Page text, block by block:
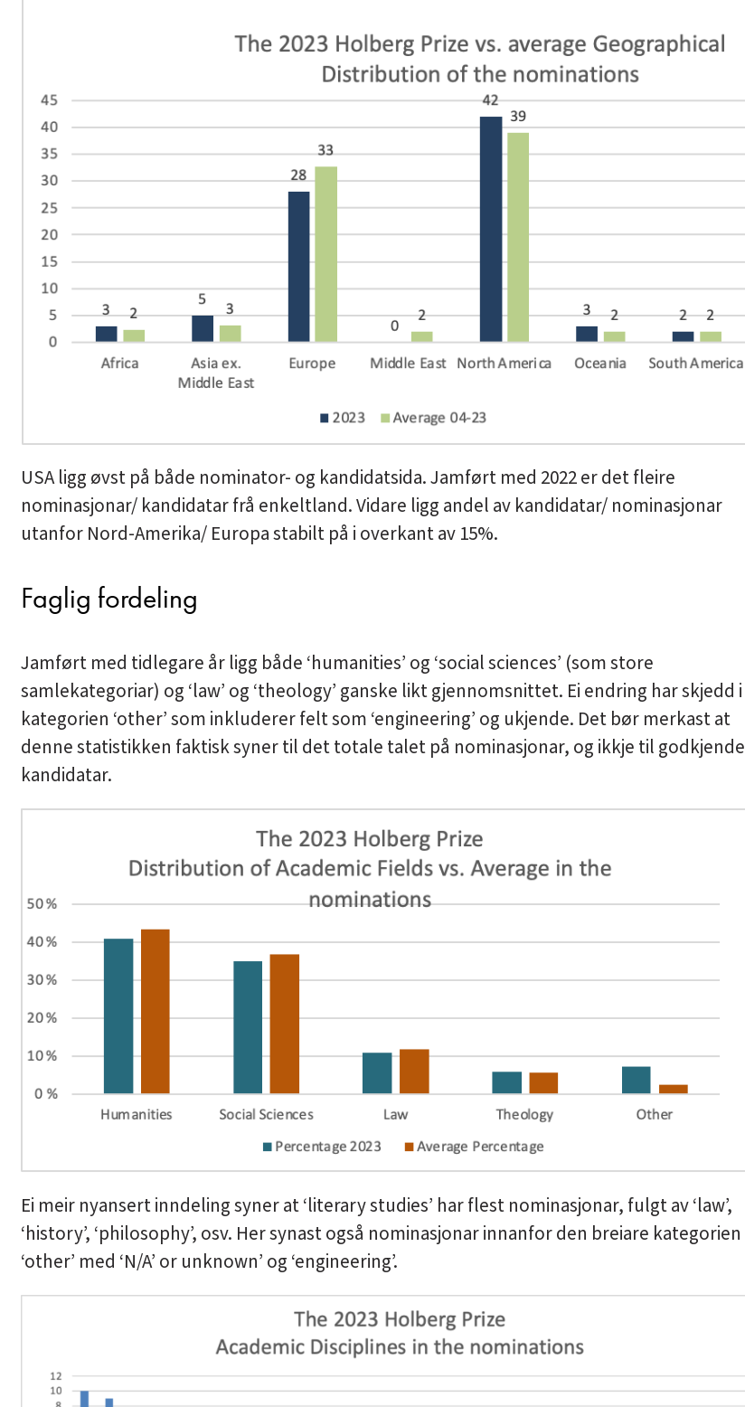
USA ligg øvst på både nominator- og kandidatsida. Jamført med 2022 er det fleire
nominasjonar/ kandidatar frå enkeltland. Vidare ligg andel av kandidatar/ nominasjonar
utanfor Nord-Amerika/ Europa stabilt på i overkant av 15%.
Faglig fordeling
Jamført med tidlegare år ligg både ‘humanities’ og ‘social sciences’ (som store
samlekategoriar) og ‘law’ og ‘theology’ ganske likt gjennomsnittet. Ei endring har skjedd i
kategorien ‘other’ som inkluderer felt som ‘engineering’ og ukjende. Det bør merkast at
denne statistikken faktisk syner til det totale talet på nominasjonar, og ikkje til godkjende
kandidatar.
Ei meir nyansert inndeling syner at ‘literary studies’ har flest nominasjonar, fulgt av ‘law’,
‘history’, ‘philosophy’, osv. Her synast også nominasjonar innanfor den breiare kategorien
‘other’ med ‘N/A’ or unknown’ og ‘engineering’.